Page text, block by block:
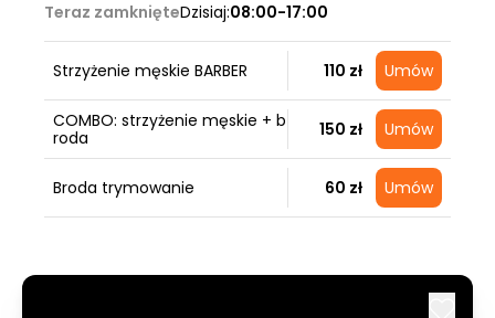
Teraz zamknięteDzisiaj:08:00-17:00
Strzyżenie męskie BARBER 110 zł Umów
COMBO: strzyżenie męskie + b
roda
150 zł Umów
Broda trymowanie 60 zł Umów